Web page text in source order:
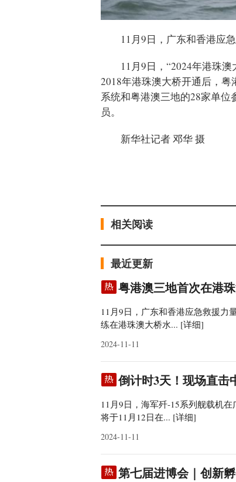
11月9日，广东和香港应
11月9日，“2024年港珠
2018年港珠澳大桥开通后，
系统和粤港澳三地的28家单位
员。
新华社记者 邓华 摄
相关阅读
最近更新
粤港澳三地首次在港
11月9日，广东和香港应急救援力
练在港珠澳大桥水... [详细]
2024-11-11
倒计时3天！现场直击
11月9日，海军歼-15系列舰载机
将于11月12日在... [详细]
2024-11-11
第七届进博会｜创新